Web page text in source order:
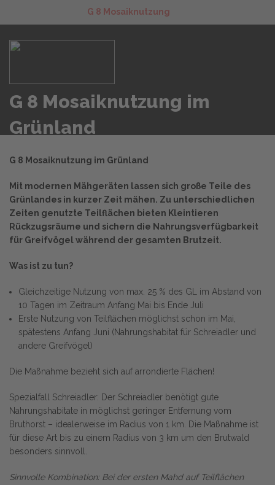
G 8 Mosaiknutzung
G 8 Mosaiknutzung im
Grünland
G 8 Mosaiknutzung im Grünland
Mit modernen Mähgeräten lassen sich große Teile des
Grünlandes in kurzer Zeit mähen. Zu unterschiedlichen
Zeiten genutzte Teilflächen bieten Kleintieren
Rückzugsräume und sichern die Nahrungsverfügbarkeit
für Greifvögel während der gesamten Brutzeit.
Was ist zu tun?
Gleichzeitige Nutzung von max. 25 % des GL im Abstand von
10 Tagen im Zeitraum Anfang Mai bis Ende Juli
Erste Nutzung von Teilflächen möglichst schon im Mai,
spätestens Anfang Juni (Nahrungshabitat für Schreiadler und
andere Greifvögel)
Die Maßnahme bezieht sich auf arrondierte Flächen!
Spezialfall Schreiadler: Der Schreiadler benötigt gute
Nahrungshabitate in möglichst geringer Entfernung vom
Bruthorst – idealerweise im Radius von 1 km. Die Maßnahme ist
für diese Art bis zu einem Radius von 3 km um den Brutwald
besonders sinnvoll.
Sinnvolle Kombination: Bei der ersten Mahd auf Teilflächen